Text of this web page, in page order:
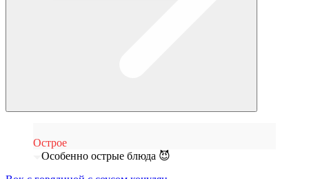
Острое
Особенно острые блюда 😈